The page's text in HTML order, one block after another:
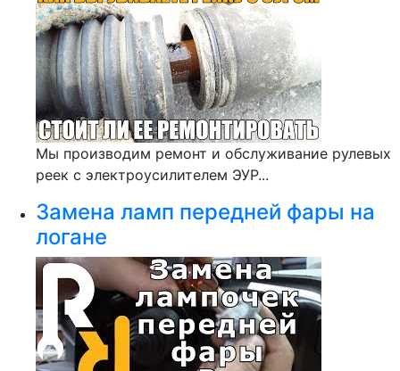
Мы производим ремонт и обслуживание рулевых
реек с электроусилителем ЭУР...
Замена ламп передней фары на
логане